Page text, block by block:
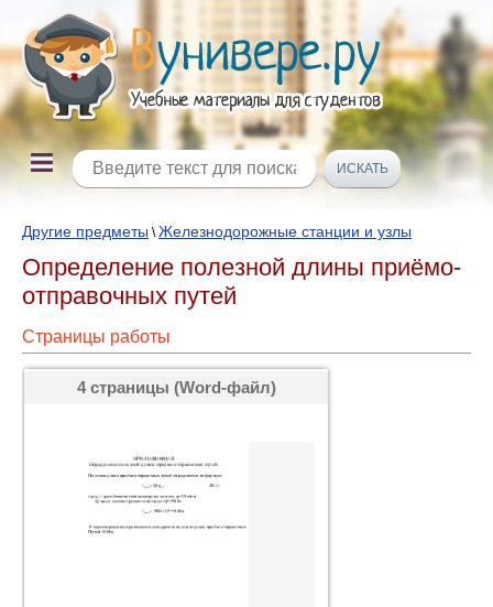
Другие предметы \Железнодорожные станции и узлы
Определение полезной длины приёмо-
отправочных путей
Страницы работы
4 страницы (Word-файл)